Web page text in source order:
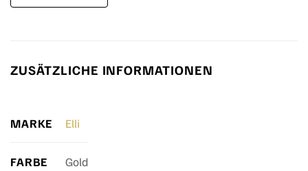
ZUSÄTZLICHE INFORMATIONEN
MARKE Elli
FARBE Gold